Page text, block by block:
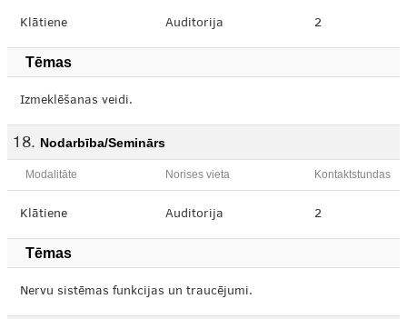
Klātiene Auditorija 2
Tēmas
Izmeklēšanas veidi.
Nodarbība/Seminārs
Modalitāte Norises vieta Kontaktstundas
Klātiene Auditorija 2
Tēmas
Nervu sistēmas funkcijas un traucējumi.